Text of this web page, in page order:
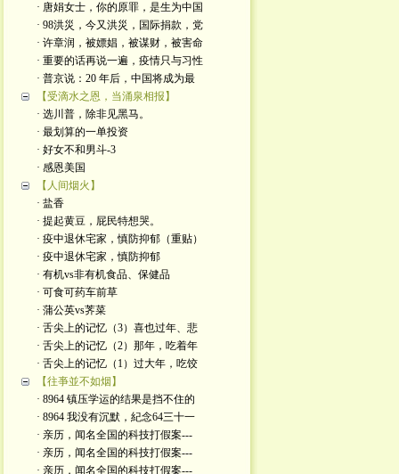
· 唐娟女士，你的原罪，是生为中国
· 98洪災，今又洪災，国际捐款，党
· 许章润，被嫖娼，被谋财，被害命
· 重要的话再说一遍，疫情只与习性
· 普京说：20 年后，中国将成为最
【受滴水之恩，当涌泉相报】
· 选川普，除非见黑马。
· 最划算的一单投资
· 好女不和男斗-3
· 感恩美国
【人间烟火】
· 盐香
· 提起黄豆，屁民特想哭。
· 疫中退休宅家，慎防抑郁（重贴）
· 疫中退休宅家，慎防抑郁
· 有机vs非有机食品、保健品
· 可食可药车前草
· 蒲公英vs荠菜
· 舌尖上的记忆（3）喜也过年、悲
· 舌尖上的记忆（2）那年，吃着年
· 舌尖上的记忆（1）过大年，吃饺
【往亊並不如烟】
· 8964 镇压学运的结果是挡不住的
· 8964 我没有沉默，紀念64三十一
· 亲历，闻名全国的科技打假案---
· 亲历，闻名全国的科技打假案---
· 亲历，闻名全国的科技打假案---